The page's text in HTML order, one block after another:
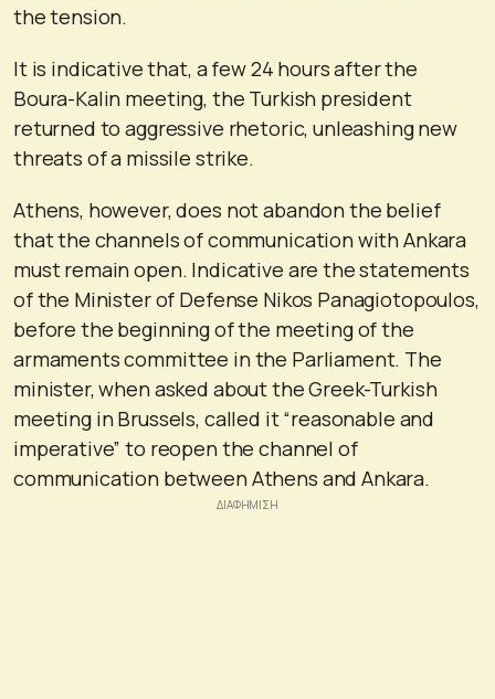
the tension.
It is indicative that, a few 24 hours after the
Boura-Kalin meeting, the Turkish president
returned to aggressive rhetoric, unleashing new
threats of a missile strike.
Athens, however, does not abandon the belief
that the channels of communication with Ankara
must remain open. Indicative are the statements
of the Minister of Defense Nikos Panagiotopoulos,
before the beginning of the meeting of the
armaments committee in the Parliament. The
minister, when asked about the Greek-Turkish
meeting in Brussels, called it “reasonable and
imperative” to reopen the channel of
communication between Athens and Ankara.